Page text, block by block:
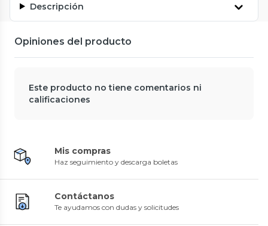
Descripción
Opiniones del producto
Este producto no tiene comentarios ni
calificaciones
Mis compras
Haz seguimiento y descarga boletas
Contáctanos
Te ayudamos con dudas y solicitudes